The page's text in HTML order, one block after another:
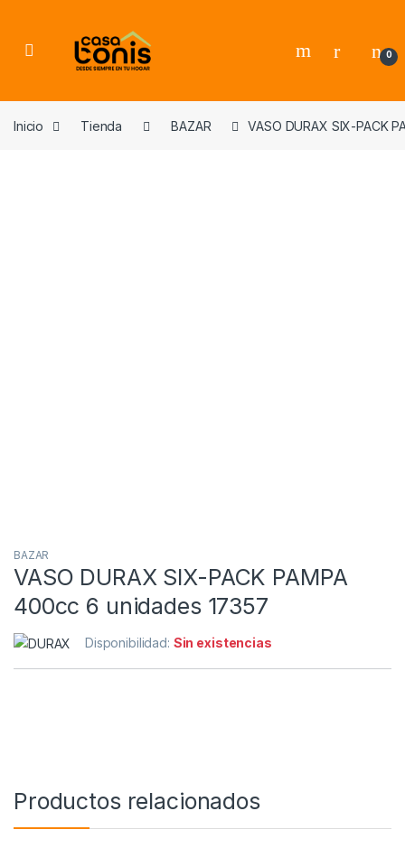
0
Inicio Tienda BAZAR VASO DURAX SIX-PACK
BAZAR
VASO DURAX SIX-PACK PAMPA
400cc 6 unidades 17357
Disponibilidad: Sin existencias
Productos relacionados